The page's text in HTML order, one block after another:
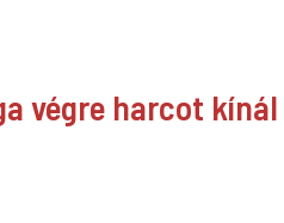
végre harcot